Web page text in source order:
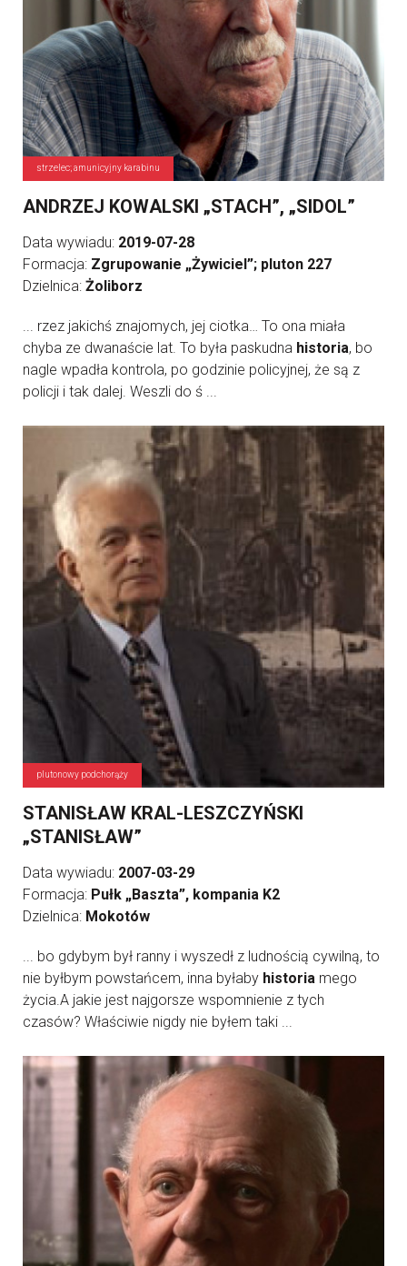
strzelec; amunicyjny karabinu
ANDRZEJ KOWALSKI „STACH”, „SIDOL”
Data wywiadu: 2019-07-28
Formacja: Zgrupowanie „Żywiciel”; pluton 227
Dzielnica: Żoliborz
... rzez jakichś znajomych, jej ciotka… To ona miała
chyba ze dwanaście lat. To była paskudna historia, bo
nagle wpadła kontrola, po godzinie policyjnej, że są z
policji i tak dalej. Weszli do ś ...
plutonowy podchorąży
STANISŁAW KRAL-LESZCZYŃSKI
„STANISŁAW”
Data wywiadu: 2007-03-29
Formacja: Pułk „Baszta”, kompania K2
Dzielnica: Mokotów
... bo gdybym był ranny i wyszedł z ludnością cywilną, to
nie byłbym powstańcem, inna byłaby historia mego
życia.A jakie jest najgorsze wspomnienie z tych
czasów? Właściwie nigdy nie byłem taki ...